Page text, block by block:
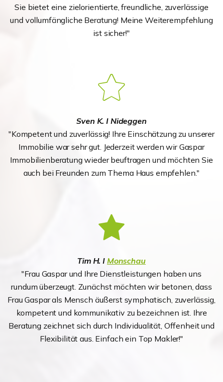
Sie bietet eine zielorientierte, freundliche, zuverlässige
und vollumfängliche Beratung! Meine Weiterempfehlung
ist sicher!"
Sven K. I Nideggen
"Kompetent und zuverlässig! Ihre Einschätzung zu unserer
Immobilie war sehr gut. Jederzeit werden wir Gaspar
Immobilienberatung wieder beuftragen und möchten Sie
auch bei Freunden zum Thema Haus empfehlen."
Tim H. I Monschau
"Frau Gaspar und Ihre Dienstleistungen haben uns
rundum überzeugt. Zunächst möchten wir betonen, dass
Frau Gaspar als Mensch äußerst symphatisch, zuverlässig,
kompetent und kommunikativ zu bezeichnen ist. Ihre
Beratung zeichnet sich durch Individualität, Offenheit und
Flexibilität aus. Einfach ein Top Makler!"